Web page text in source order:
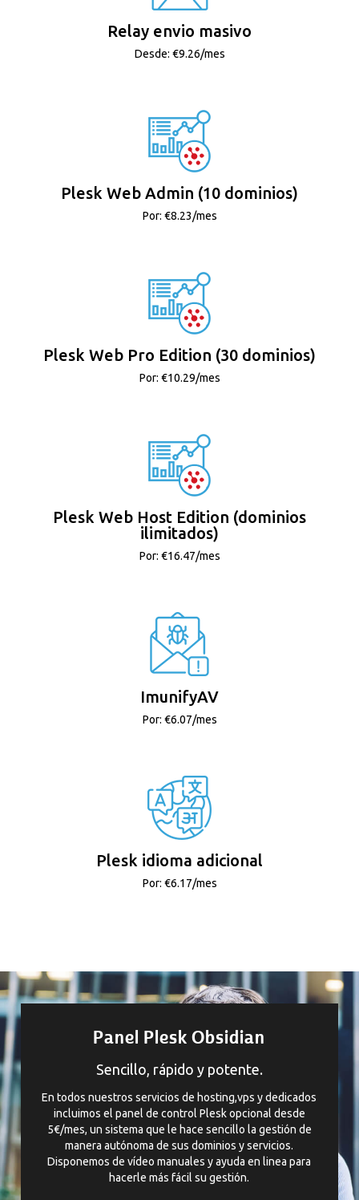
Relay envio masivo
Desde: €9.26/mes
Plesk Web Admin (10 dominios)
Por: €8.23/mes
Plesk Web Pro Edition (30 dominios)
Por: €10.29/mes
Plesk Web Host Edition (dominios
ilimitados)
Por: €16.47/mes
ImunifyAV
Por: €6.07/mes
Plesk idioma adicional
Por: €6.17/mes
Panel Plesk Obsidian
Sencillo, rápido y potente.
En todos nuestros servicios de hosting,vps y dedicados
incluimos el panel de control Plesk opcional desde
5€/mes, un sistema que le hace sencillo la gestión de
manera autónoma de sus dominios y servicios.
Disponemos de vídeo manuales y ayuda en linea para
hacerle más fácil su gestión.